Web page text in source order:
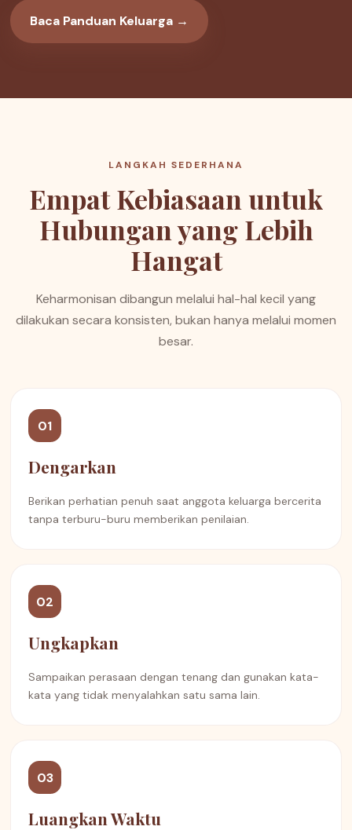
Baca Panduan Keluarga →
LANGKAH SEDERHANA
Empat Kebiasaan untuk
Hubungan yang Lebih
Hangat
Keharmonisan dibangun melalui hal-hal kecil yang
dilakukan secara konsisten, bukan hanya melalui momen
besar.
01
Dengarkan
Berikan perhatian penuh saat anggota keluarga bercerita
tanpa terburu-buru memberikan penilaian.
02
Ungkapkan
Sampaikan perasaan dengan tenang dan gunakan kata-
kata yang tidak menyalahkan satu sama lain.
03
Luangkan Waktu